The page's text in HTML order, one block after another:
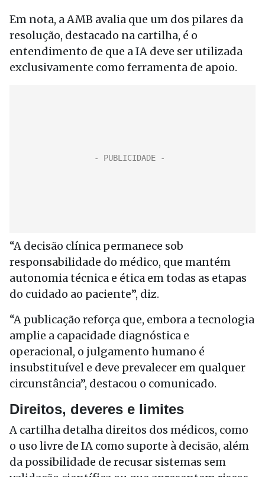
Em nota, a AMB avalia que um dos pilares da
resolução, destacado na cartilha, é o
entendimento de que a IA deve ser utilizada
exclusivamente como ferramenta de apoio.
“A decisão clínica permanece sob
responsabilidade do médico, que mantém
autonomia técnica e ética em todas as etapas
do cuidado ao paciente”, diz.
“A publicação reforça que, embora a tecnologia
amplie a capacidade diagnóstica e
operacional, o julgamento humano é
insubstituível e deve prevalecer em qualquer
circunstância”, destacou o comunicado.
Direitos, deveres e limites
A cartilha detalha direitos dos médicos, como
o uso livre de IA como suporte à decisão, além
da possibilidade de recusar sistemas sem